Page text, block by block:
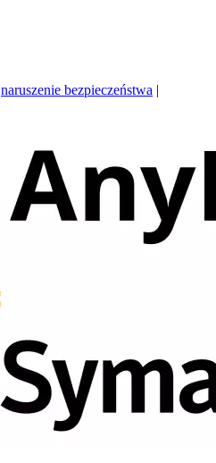
naruszenie bezpieczeństwa |